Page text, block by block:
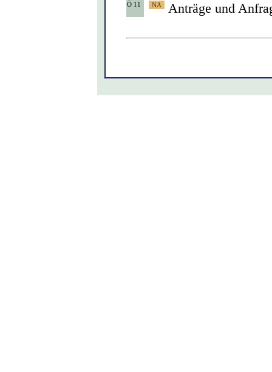
Ö 11 Anträge und